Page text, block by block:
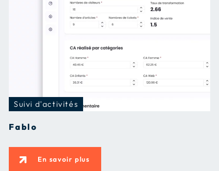
Suivi d'activités
Fablo
En savoir plus